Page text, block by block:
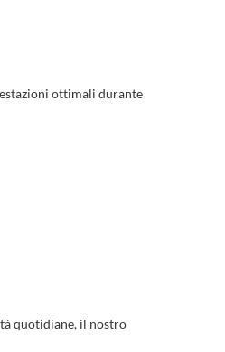
ottimali durante
quotidiane, il nostro